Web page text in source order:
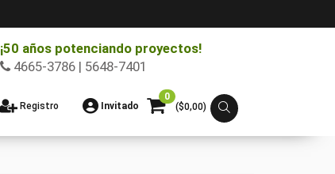
Invitado
Registro
0
($0,00)
¡50 años potenciando proyectos!
4665-3786 | 5648-7401